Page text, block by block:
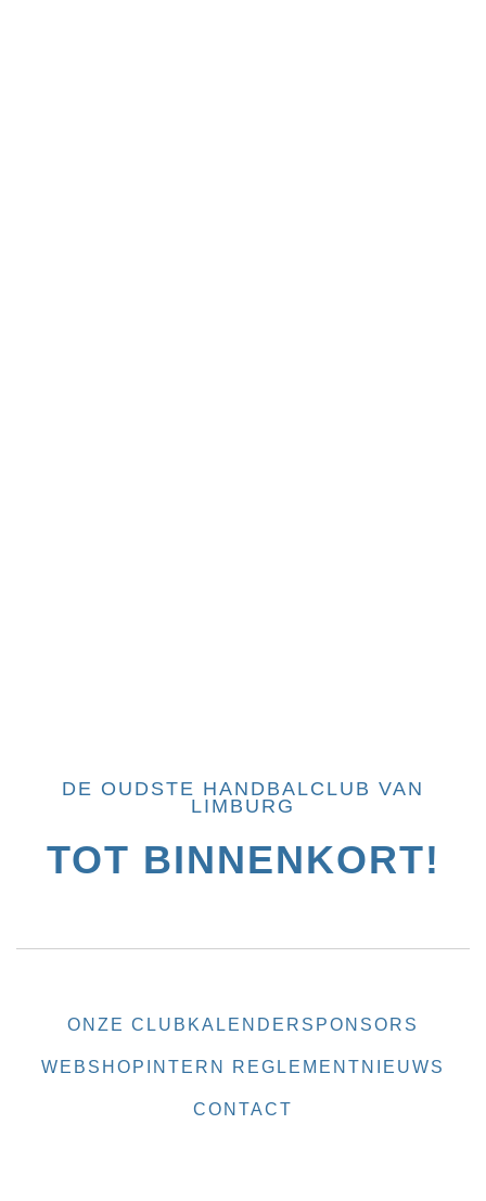
DE OUDSTE HANDBALCLUB VAN
LIMBURG
TOT BINNENKORT!
ONZE CLUB KALENDER SPONSORS
WEBSHOP INTERN REGLEMENT NIEUWS
CONTACT